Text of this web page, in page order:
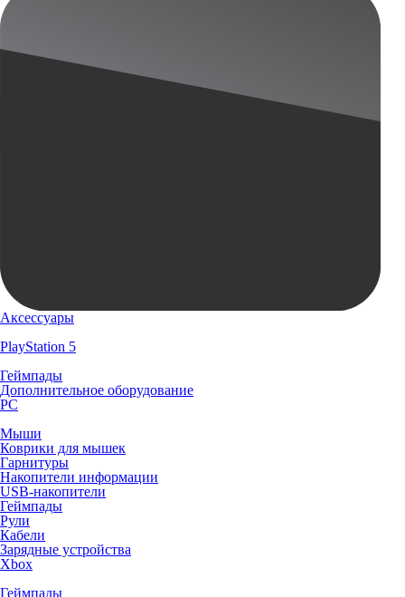
Аксессуары
PlayStation 5
Геймпады
Дополнительное оборудование
PC
Мыши
Коврики для мышек
Гарнитуры
Накопители информации
USB-накопители
Геймпады
Рули
Кабели
Зарядные устройства
Xbox
Геймпады